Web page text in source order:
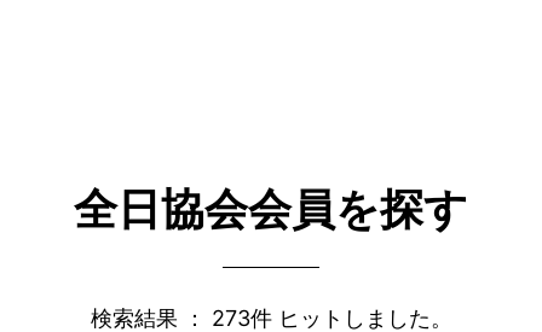
全日協会会員を探す
検索結果 ： 273件ヒットしました。